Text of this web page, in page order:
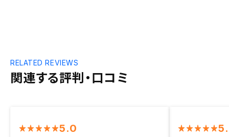
関連する評判・口コミ
RELATED REVIEWS
5.0